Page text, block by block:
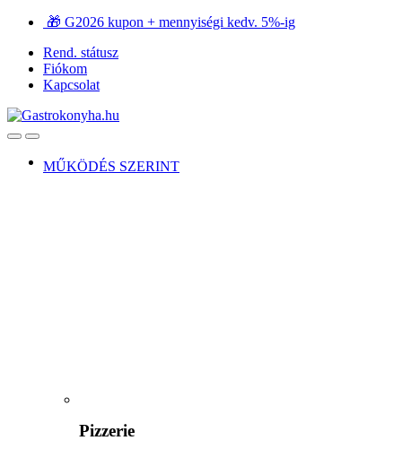
Ugrás
navigációhoz
Ugrás
tartalomra
🎁 G2026 kupon + mennyiségi kedv. 5%-ig
Rend. státusz
Fiókom
Kapcsolat
OpenClose
MŰKÖDÉS SZERINT
Pizzerie